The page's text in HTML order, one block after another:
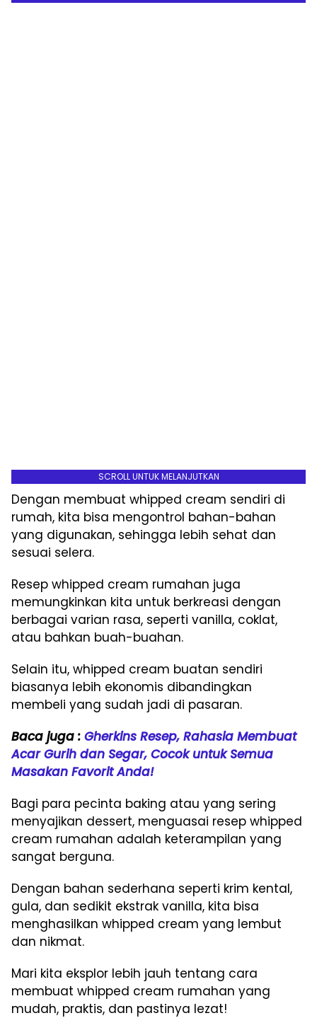
SCROLL UNTUK MELANJUTKAN
Dengan membuat whipped cream sendiri di
rumah, kita bisa mengontrol bahan-bahan
yang digunakan, sehingga lebih sehat dan
sesuai selera.
Resep whipped cream rumahan juga
memungkinkan kita untuk berkreasi dengan
berbagai varian rasa, seperti vanilla, coklat,
atau bahkan buah-buahan.
Selain itu, whipped cream buatan sendiri
biasanya lebih ekonomis dibandingkan
membeli yang sudah jadi di pasaran.
Baca juga : Gherkins Resep, Rahasia Membuat
Acar Gurih dan Segar, Cocok untuk Semua
Masakan Favorit Anda!
Bagi para pecinta baking atau yang sering
menyajikan dessert, menguasai resep whipped
cream rumahan adalah keterampilan yang
sangat berguna.
Dengan bahan sederhana seperti krim kental,
gula, dan sedikit ekstrak vanilla, kita bisa
menghasilkan whipped cream yang lembut
dan nikmat.
Mari kita eksplor lebih jauh tentang cara
membuat whipped cream rumahan yang
mudah, praktis, dan pastinya lezat!